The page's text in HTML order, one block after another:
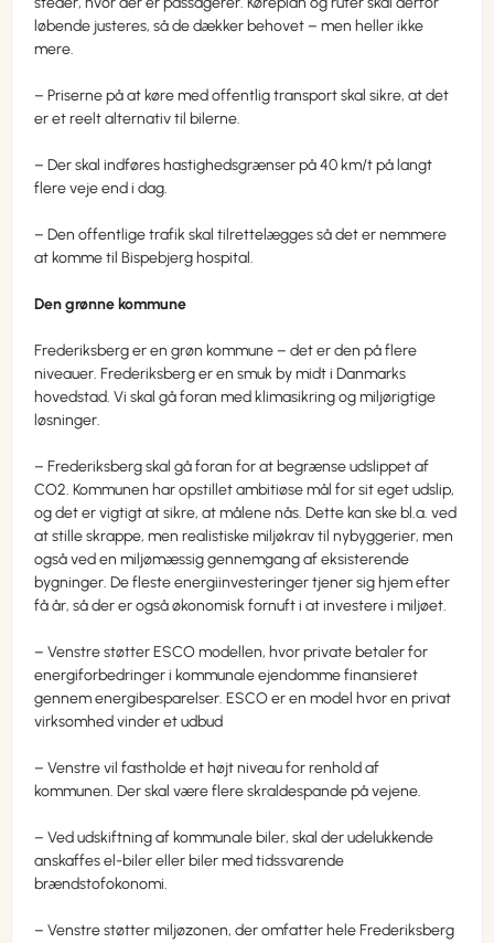
løbende justeres, så de dækker behovet – men heller ikke
mere.
– Priserne på at køre med offentlig transport skal sikre, at det
er et reelt alternativ til bilerne.
– Der skal indføres hastighedsgrænser på 40 km/t på langt
flere veje end i dag.
– Den offentlige trafik skal tilrettelægges så det er nemmere
at komme til Bispebjerg hospital.
Den grønne kommune
Frederiksberg er en grøn kommune – det er den på flere
niveauer. Frederiksberg er en smuk by midt i Danmarks
hovedstad. Vi skal gå foran med klimasikring og miljørigtige
løsninger.
– Frederiksberg skal gå foran for at begrænse udslippet af
CO2. Kommunen har opstillet ambitiøse mål for sit eget udslip,
og det er vigtigt at sikre, at målene nås. Dette kan ske bl.a. ved
at stille skrappe, men realistiske miljøkrav til nybyggerier, men
også ved en miljømæssig gennemgang af eksisterende
bygninger. De fleste energiinvesteringer tjener sig hjem efter
få år, så der er også økonomisk fornuft i at investere i miljøet.
– Venstre støtter ESCO modellen, hvor private betaler for
energiforbedringer i kommunale ejendomme finansieret
gennem energibesparelser. ESCO er en model hvor en privat
virksomhed vinder et udbud
– Venstre vil fastholde et højt niveau for renhold af
kommunen. Der skal være flere skraldespande på vejene.
– Ved udskiftning af kommunale biler, skal der udelukkende
anskaffes el-biler eller biler med tidssvarende
brændstofokonomi.
– Venstre støtter miljøzonen, der omfatter hele Frederiksberg